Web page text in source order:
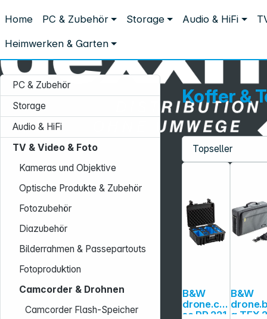
Home PC & Zubehör Storage Audio & HiFi
Heimwerken & Garten
TV & Video & Foto Camcorder & Drohnen Koffer & Taschen
Koffer & Taschen - Multicopter
PC & Zubehör
Storage
Audio & HiFi
TV & Video & Foto
Kameras und Objektive
Optische Produkte & Zubehör
Fotozubehör
Diazubehör
Bilderrahmen & Passepartouts
Fotoproduktion
Camcorder & Drohnen
Camcorder Flash-Speicher
Koffer &
B&W
drone.ca
se PP.221
B&W
g
Service-Hotline:
+49 931 9708–496
Mo. - Fr.: 08:00 - 17:00 Uhr